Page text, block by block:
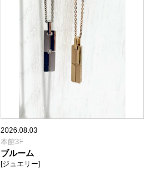
2026.08.03
本館3F
ブルーム
[ジュエリー]